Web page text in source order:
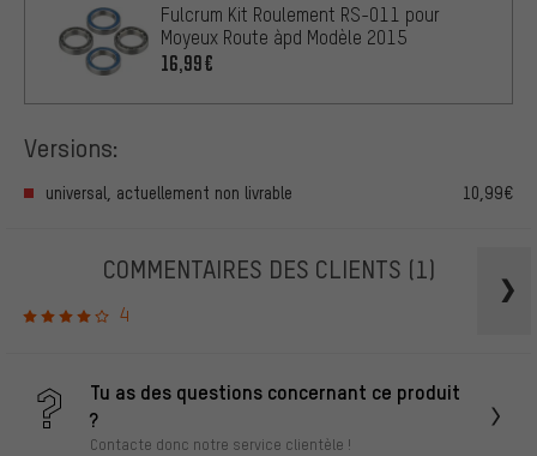
Fulcrum Kit Roulement RS-011 pour
Moyeux Route àpd Modèle 2015
16,99€
Versions:
universal, actuellement non livrable 10,99€
COMMENTAIRES DES CLIENTS (1)
4
Tu as des questions concernant ce produit
?
Contacte donc notre service clientèle !